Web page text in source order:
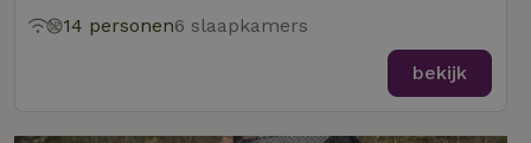
14 personen6 slaapkamers
bekijk